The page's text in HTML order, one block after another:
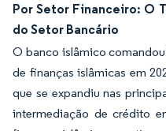
Por Setor Financeiro: O
do Setor Bancário
O banco islâmico
de finanças islâmicas em
que se expandiu nas
intermediação de crédito